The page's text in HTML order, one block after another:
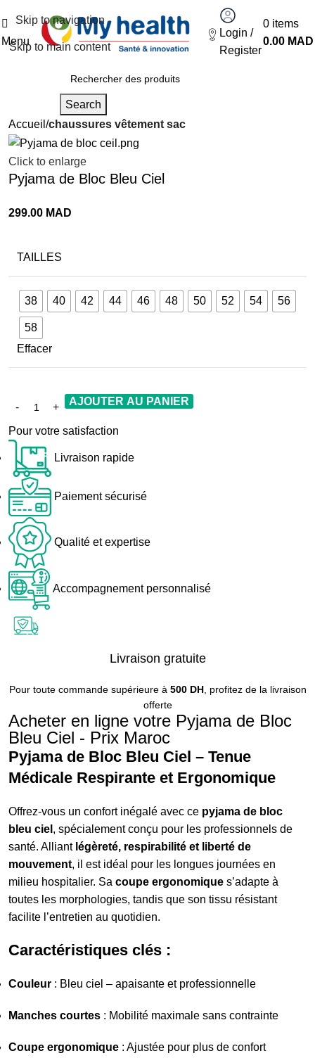
Skip to navigation
Skip to main content
Menu
Login /
Register
0 items
0.00 MAD
Search
Accueil chaussures vêtement sac
Click to enlarge
Pyjama de Bloc Bleu Ciel
299.00 MAD
TAILLES
38 40 42 44 46 48 50 52 54 56
58
Effacer
AJOUTER AU PANIER
Pour votre satisfaction
Livraison rapide
Paiement sécurisé
Qualité et expertise
Accompagnement personnalisé
Livraison gratuite
Pour toute commande supérieure à 500 DH, profitez de la livraison
offerte
Acheter en ligne votre Pyjama de Bloc
Bleu Ciel - Prix Maroc
Pyjama de Bloc Bleu Ciel – Tenue
Médicale Respirante et Ergonomique
Offrez-vous un confort inégalé avec ce pyjama de bloc
bleu ciel , spécialement conçu pour les professionnels de
santé. Alliant légèreté, respirabilité et liberté de
mouvement, il est idéal pour les longues journées en
milieu hospitalier. Sa coupe ergonomique s’adapte à
toutes les morphologies, tandis que son tissu résistant
facilite l’entretien au quotidien.
Caractéristiques clés :
Couleur : Bleu ciel – apaisante et professionnelle
Manches courtes : Mobilité maximale sans contrainte
Coupe ergonomique : Ajustée pour plus de confort